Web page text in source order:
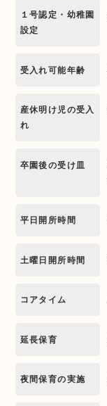
１号認定・幼稚園
設定
受入れ可能年齢
産休明け児の受入
れ
卒園後の受け皿
平日開所時間
土曜日開所時間
コアタイム
延長保育
夜間保育の実施